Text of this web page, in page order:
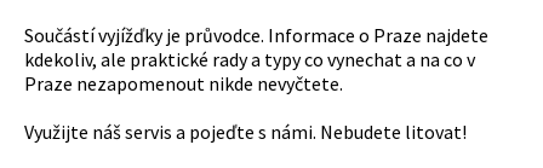
Součástí vyjížďky je průvodce. Informace o Praze najdete
kdekoliv, ale praktické rady a typy co vynechat a na co v
Praze nezapomenout nikde nevyčtete.
Využijte náš servis a pojeďte s námi. Nebudete litovat!